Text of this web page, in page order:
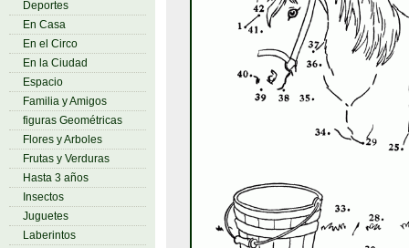
Deportes
En Casa
En el Circo
En la Ciudad
Espacio
Familia y Amigos
figuras Geométricas
Flores y Arboles
Frutas y Verduras
Hasta 3 años
Insectos
Juguetes
Laberintos